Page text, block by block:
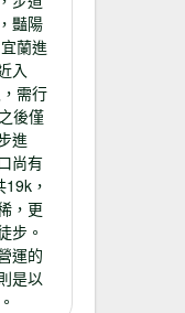
豔陽
蘭進
入
需行
後僅
進
尚有
，
，更
步。
運的
是以